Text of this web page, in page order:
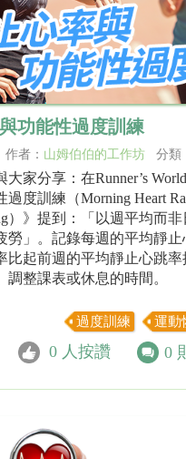
功能性過度訓練
者： 山姆伯伯的工作坊 分類
大家分享：在Runner’s
度訓練（Morning Heart
）》提到：「以週平均而
勞」。記錄每週的平均靜
比起前週的平均靜止心跳
調整課表或休息的時間。
過度訓練 運動
0 人按讚 0